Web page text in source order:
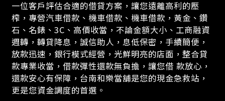
一位客戶評估合適的借貸方案，讓您遠離高利的壓
榨，專營汽車借款、機車借款、機車借款，黃金、鑽
石、名錶、3C、高價收當，不論金額大小、工商融資
週轉，轉貸降息，誠信助人，息低保密，手續簡便，
放款迅速，銀行模式經營，光鮮明亮的店面，整合貸
款專業收當，借款彈性還款無負擔，讓您借 款放心，
還款安心有保障，台南和樂當舖是您的現金急救站，
更是您資金調度的首選。